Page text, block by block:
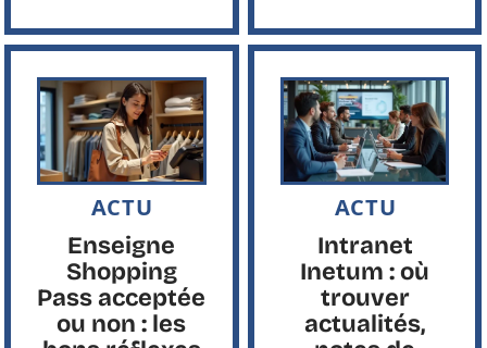
ACTU
Enseigne
Shopping
Pass acceptée
ou non : les
ACTU
Intranet
Inetum : où
trouver
actualités,